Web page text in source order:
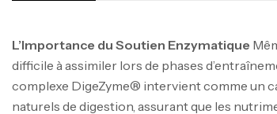
L’Importance du Soutien Enzymatique
difficile à assimiler lors de phases
complexe DigeZyme® intervient comme un
naturels de digestion, assurant que les